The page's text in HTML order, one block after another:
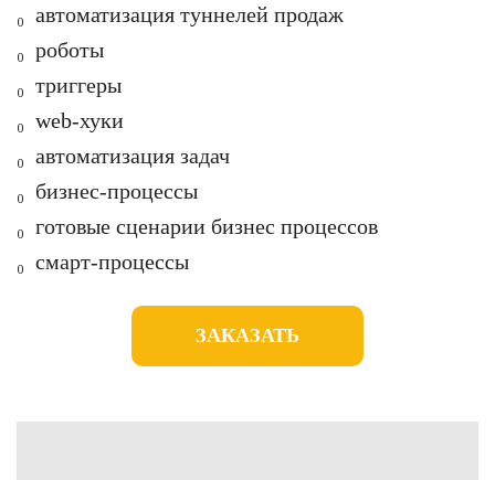
₀ автоматизация туннелей продаж
₀ роботы
₀ триггеры
₀ web-хуки
₀ автоматизация задач
₀ бизнес-процессы
₀ готовые сценарии бизнес процессов
₀ смарт-процессы
ЗАКАЗАТЬ